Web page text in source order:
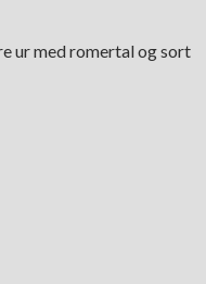
ur med romertal og sort